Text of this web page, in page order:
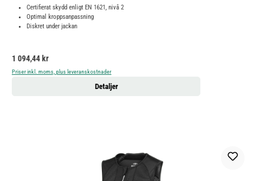
Certifierat skydd enligt EN 1621, nivå 2
Optimal kroppsanpassning
Diskret under jackan
Ordinarie pris:
1 094,44 kr
Priser inkl. moms, plus leveranskostnader
Detaljer